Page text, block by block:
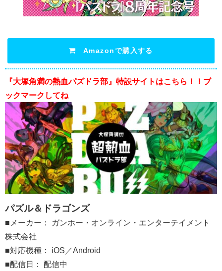
Amazonで購入する
『大塚角満の熱血パズドラ部』特設サイトはこちら！！ブ
ックマークしてね
パズル＆ドラゴンズ
■メーカー： ガンホー・オンライン・エンターテイメント
株式会社
■対応機種： iOS／Android
■配信日： 配信中